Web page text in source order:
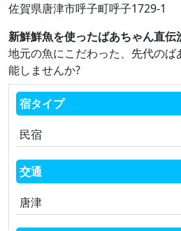
佐賀県唐津市呼子町呼子1729‐1
新鮮鮮魚を使ったばあちゃん直伝
地元の魚にこだわった、先代の
能しませんか?
宿タイプ
民宿
交通
唐津